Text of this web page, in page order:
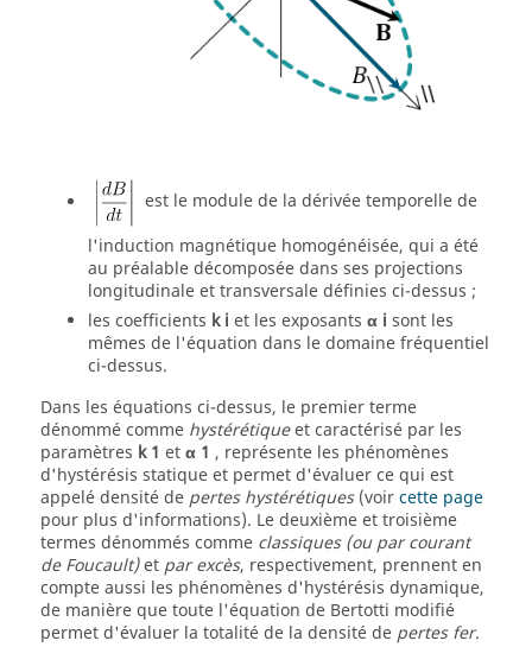
est le module de la dérivée temporelle de
l'induction magnétique homogénéisée, qui a été
au préalable décomposée dans ses projections
longitudinale et transversale définies ci-dessus ;
les coefficients k i et les exposants α i sont les
mêmes de l'équation dans le domaine fréquentiel
ci-dessus.
Dans les équations ci-dessus, le premier terme
dénommé comme hystérétiqueet caractérisé par les
paramètres k 1 etα 1 , représente les phénomènes
d'hystérésis statique et permet d'évaluer ce qui est
appelé densité de pertes hystérétiques(voircette page
pour plus d'informations). Le deuxième et troisième
termes dénommés comme classiques (ou par courant
de Foucault)et par excès, respectivement, prennent en
compte aussi les phénomènes d'hystérésis dynamique,
de manière que toute l'équation de Bertotti modifié
permet d'évaluer la totalité de la densité de pertes fer.